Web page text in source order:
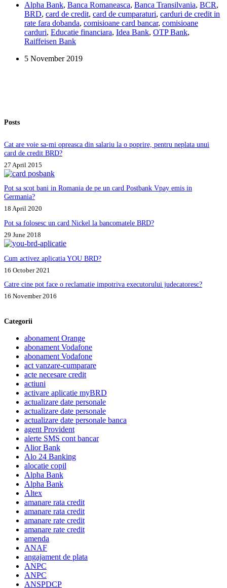
cardurile
de
credit
in
rate
dobanda:
Alpha Bank, Banca Romaneasca, Banca Transilvania, BCR,
BRD, card de credit, card de cumparaturi, carduri de credit in
rate fara dobanda, comisioane card bancar, comisioane
carduri, Educatie financiara, Idea Bank, OTP Bank,
Raiffeisen Bank
5 November 2019
Posts
Cat are voie sa-mi opreasca din salariu la o poprire, pentru neplata unui
card de credit BRD?
27 April 2015
Pot sa scot bani in Romania de pe un card Postbank Vpay emis in
Germania?
18 April 2020
Pot sa folosesc un card Nickel la bancomatele BRD?
29 June 2018
Cum activez aplicatia YOU BRD?
16 October 2021
Catre cine pot face o reclamatie impotriva executorului judecatoresc?
16 November 2016
Categorii
abonament Orange
abonament Vodafone
abonament Vodafone
act vanzare-cumparare
acte necesare credit
actiuni
activare aplicatie myBRD
actualizare date personale
actualizare date personale
actualizare date personale banca
agent Provident
alerte SMS cont bancar
Alior Bank
Alo 24 Banking
alocatie copil
Alpha Bank
Alpha Bank
Altex
amanare rata credit
amanare rata credit
amanare rate credit
amanare rate credit
amenda
ANAF
angajament de plata
ANPC
ANPC
ANSPDCP